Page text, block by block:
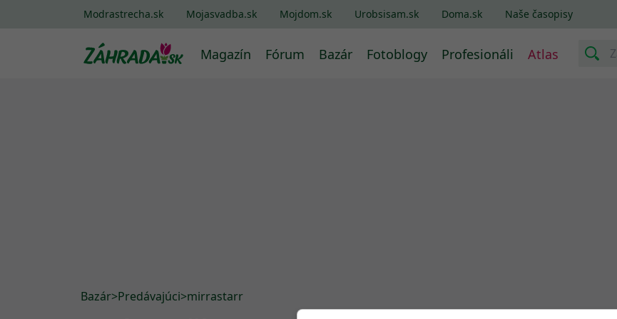
Modrastrecha.sk Mojasvadba.sk Mojdom.sk Urobsisam.sk Doma.sk Naše časopisy
Magazín Fórum Bazár Fotoblogy Profesionáli Atlas
Bazár>Predávajúci>mirrastarr